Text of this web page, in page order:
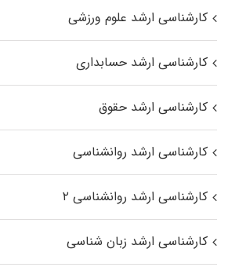
کارشناسی ارشد علوم ورزشی
کارشناسی ارشد حسابداری
کارشناسی ارشد حقوق
کارشناسی ارشد روانشناسی
کارشناسی ارشد روانشناسی ۲
کارشناسی ارشد زبان شناسی